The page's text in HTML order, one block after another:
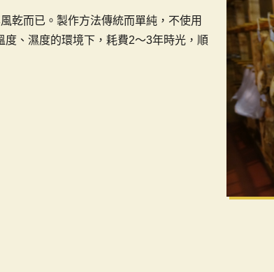
乾而已。製作方法傳統而單純，不使用
、濕度的環境下，耗費2〜3年時光，順